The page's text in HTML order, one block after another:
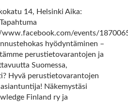
14, Helsinki Aika:
www.facebook.com/events/
hyödyntäminen –
perustietovarantojen ja
Suomessa,
Hyvä perustietovarantojen
Näkemystäsi
Finland ry ja